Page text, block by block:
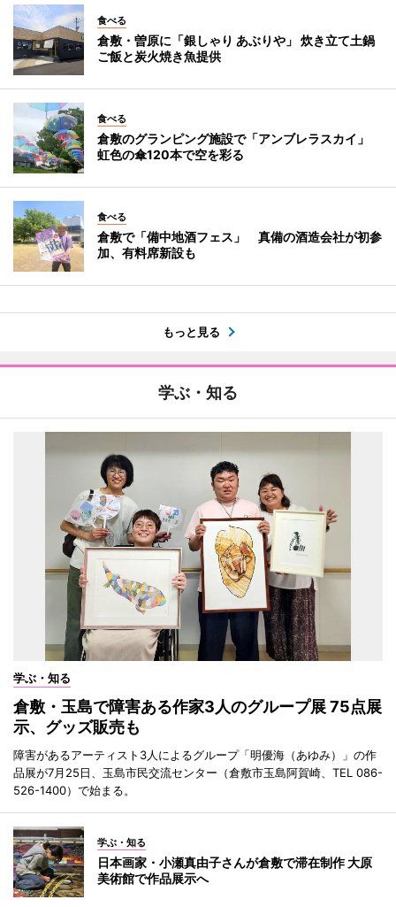
食べる
倉敷・曽原に「銀しゃり あぶりや」 炊き立て土鍋
ご飯と炭火焼き魚提供
食べる
倉敷のグランピング施設で「アンブレラスカイ」
虹色の傘120本で空を彩る
食べる
倉敷で「備中地酒フェス」 真備の酒造会社が初参
加、有料席新設も
もっと見る
学ぶ・知る
学ぶ・知る
倉敷・玉島で障害ある作家3人のグループ展 75点展
示、グッズ販売も
障害があるアーティスト3人によるグループ「明優海（あゆみ）」の作
品展が7月25日、玉島市民交流センター（倉敷市玉島阿賀崎、TEL 086-
526-1400）で始まる。
学ぶ・知る
日本画家・小瀬真由子さんが倉敷で滞在制作 大原
美術館で作品展示へ